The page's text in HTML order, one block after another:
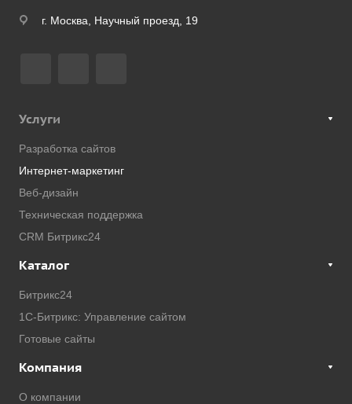
г. Москва, Научный проезд, 19
Услуги
Разработка сайтов
Интернет-маркетинг
Веб-дизайн
Техническая поддержка
CRM Битрикс24
Каталог
Битрикс24
1С-Битрикс: Управление сайтом
Готовые сайты
Компания
О компании